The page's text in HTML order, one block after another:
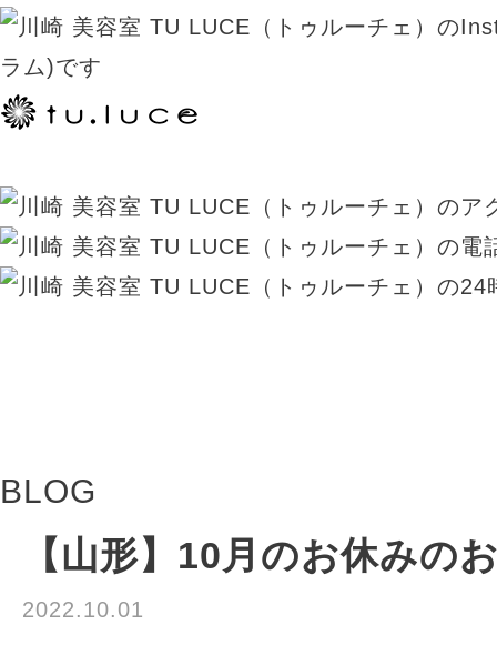
BLOG
【山形】10月のお休みの
2022.10.01